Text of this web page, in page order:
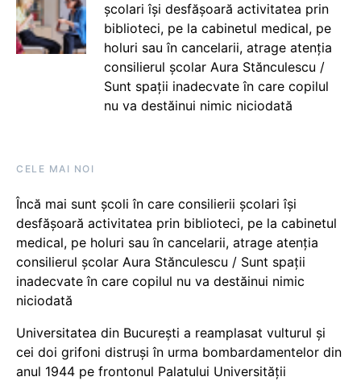
școlari își desfășoară activitatea prin
biblioteci, pe la cabinetul medical, pe
holuri sau în cancelarii, atrage atenția
consilierul școlar Aura Stănculescu /
Sunt spații inadecvate în care copilul
nu va destăinui nimic niciodată
CELE MAI NOI
Încă mai sunt școli în care consilierii școlari își
desfășoară activitatea prin biblioteci, pe la cabinetul
medical, pe holuri sau în cancelarii, atrage atenția
consilierul școlar Aura Stănculescu / Sunt spații
inadecvate în care copilul nu va destăinui nimic
niciodată
Universitatea din București a reamplasat vulturul și
cei doi grifoni distruși în urma bombardamentelor din
anul 1944 pe frontonul Palatului Universității